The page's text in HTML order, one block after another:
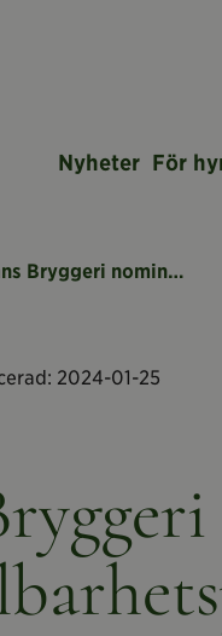
Nyheter För
Kronans Bryggeri nominerat till Årets Hållbarhetsprestation
2024-01-25